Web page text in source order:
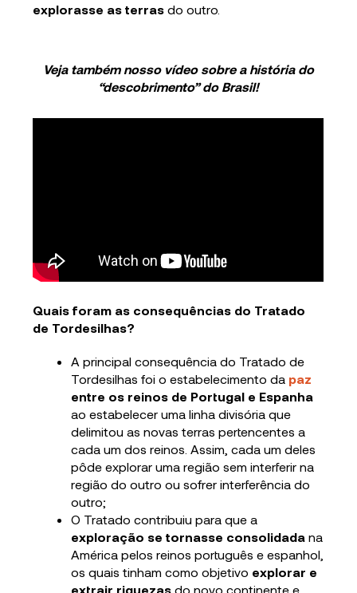
explorasse as terras do outro.
Veja também nosso vídeo sobre a história do
“descobrimento” do Brasil!
Quais foram as consequências do Tratado
de Tordesilhas?
A principal consequência do Tratado de
Tordesilhas foi o estabelecimento da paz
entre os reinos de Portugal e Espanha
ao estabelecer uma linha divisória que
delimitou as novas terras pertencentes a
cada um dos reinos. Assim, cada um deles
pôde explorar uma região sem interferir na
região do outro ou sofrer interferência do
outro;
O Tratado contribuiu para que a
exploração se tornasse consolidada na
América pelos reinos português e espanhol,
os quais tinham como objetivo explorar e
extrair riquezas do novo continente e